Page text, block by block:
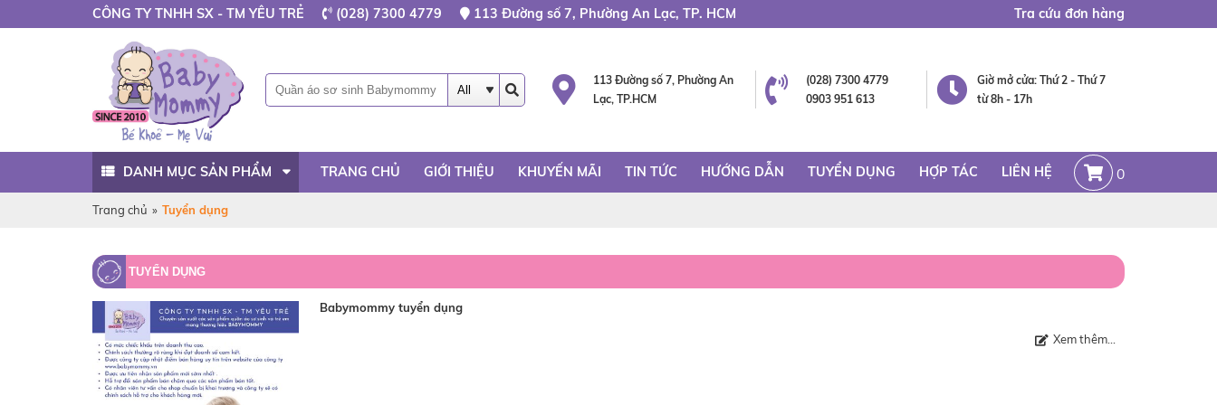
CÔNG TY TNHH SX - TM YÊU TRẺ (028) 7300 4779 113 Đường số 7, Phường An Lạc, TP. HCM Tra cứu đơn hàng
113 Đường số 7, Phường An
Lạc, TP.HCM
(028) 7300 4779
0903 951 613
Giờ mở cửa: Thứ 2 - Thứ 7
từ 8h - 17h
DANH MỤC SẢN PHẨM TRANG CHỦ GIỚI THIỆU KHUYẾN MÃI TIN TỨC HƯỚNG DẪN TUYỂN DỤNG HỢP TÁC LIÊN HỆ 0
Trang chủ » Tuyển dụng
TUYỂN DỤNG
Babymommy tuyển dụng
Xem thêm...